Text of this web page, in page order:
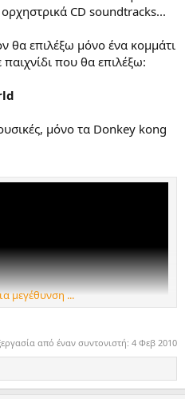
CD soundtracks...
θα επιλέξω μόνο ένα κομμάτι
που θα επιλέξω:
μόνο τα Donkey kong
μεγέθυνση ...
από έναν συντονιστή: 4 Φεβ 2010